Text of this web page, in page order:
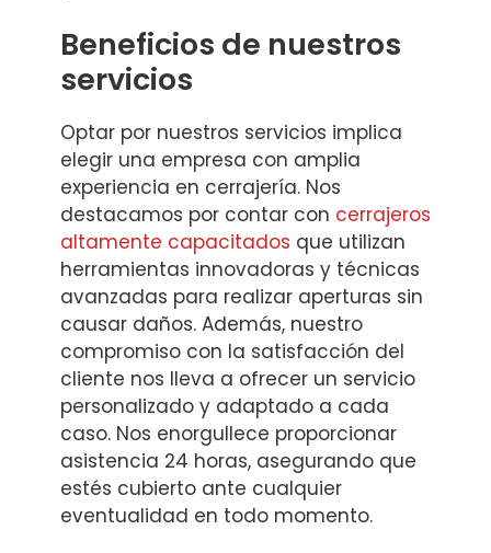
Beneficios de nuestros
servicios
Optar por nuestros servicios implica
elegir una empresa con amplia
experiencia en cerrajería. Nos
destacamos por contar con cerrajeros
altamente capacitados que utilizan
herramientas innovadoras y técnicas
avanzadas para realizar aperturas sin
causar daños. Además, nuestro
compromiso con la satisfacción del
cliente nos lleva a ofrecer un servicio
personalizado y adaptado a cada
caso. Nos enorgullece proporcionar
asistencia 24 horas, asegurando que
estés cubierto ante cualquier
eventualidad en todo momento.